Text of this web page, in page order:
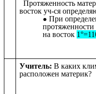
Протяженность
восток уч-ся
При
протяженности
на восток
Учитель: В каких
расположен материк?